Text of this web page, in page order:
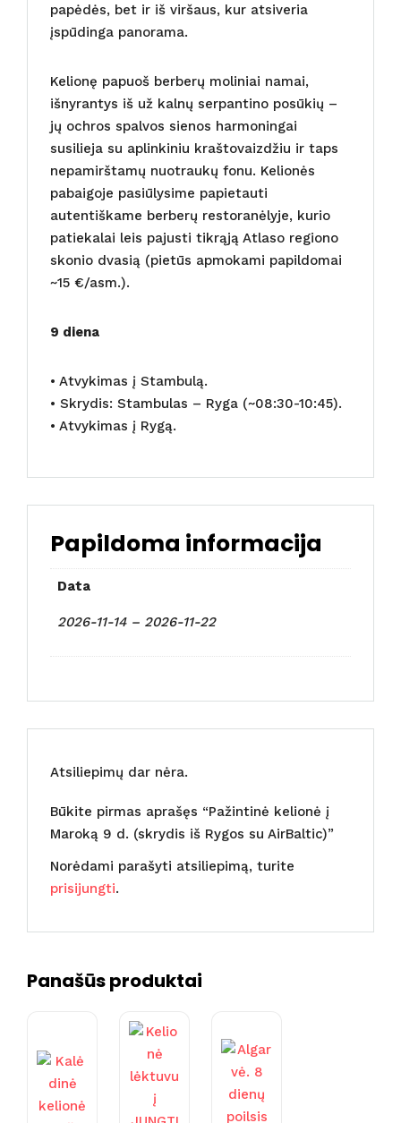
papėdės, bet ir iš viršaus, kur atsiveria
įspūdinga panorama.
Kelionę papuoš berberų moliniai namai,
išnyrantys iš už kalnų serpantino posūkių –
jų ochros spalvos sienos harmoningai
susilieja su aplinkiniu kraštovaizdžiu ir taps
nepamirštamų nuotraukų fonu. Kelionės
pabaigoje pasiūlysime papietauti
autentiškame berberų restoranėlyje, kurio
patiekalai leis pajusti tikrąją Atlaso regiono
skonio dvasią (pietūs apmokami papildomai
~15 €/asm.).
9 diena
• Atvykimas į Stambulą.
• Skrydis: Stambulas – Ryga (~08:30-10:45).
• Atvykimas į Rygą.
Papildoma informacija
Data
2026-11-14 – 2026-11-22
Atsiliepimų dar nėra.
Būkite pirmas aprašęs “Pažintinė kelionė į
Maroką 9 d. (skrydis iš Rygos su AirBaltic)”
Norėdami parašyti atsiliepimą, turite
prisijungti.
Panašūs produktai